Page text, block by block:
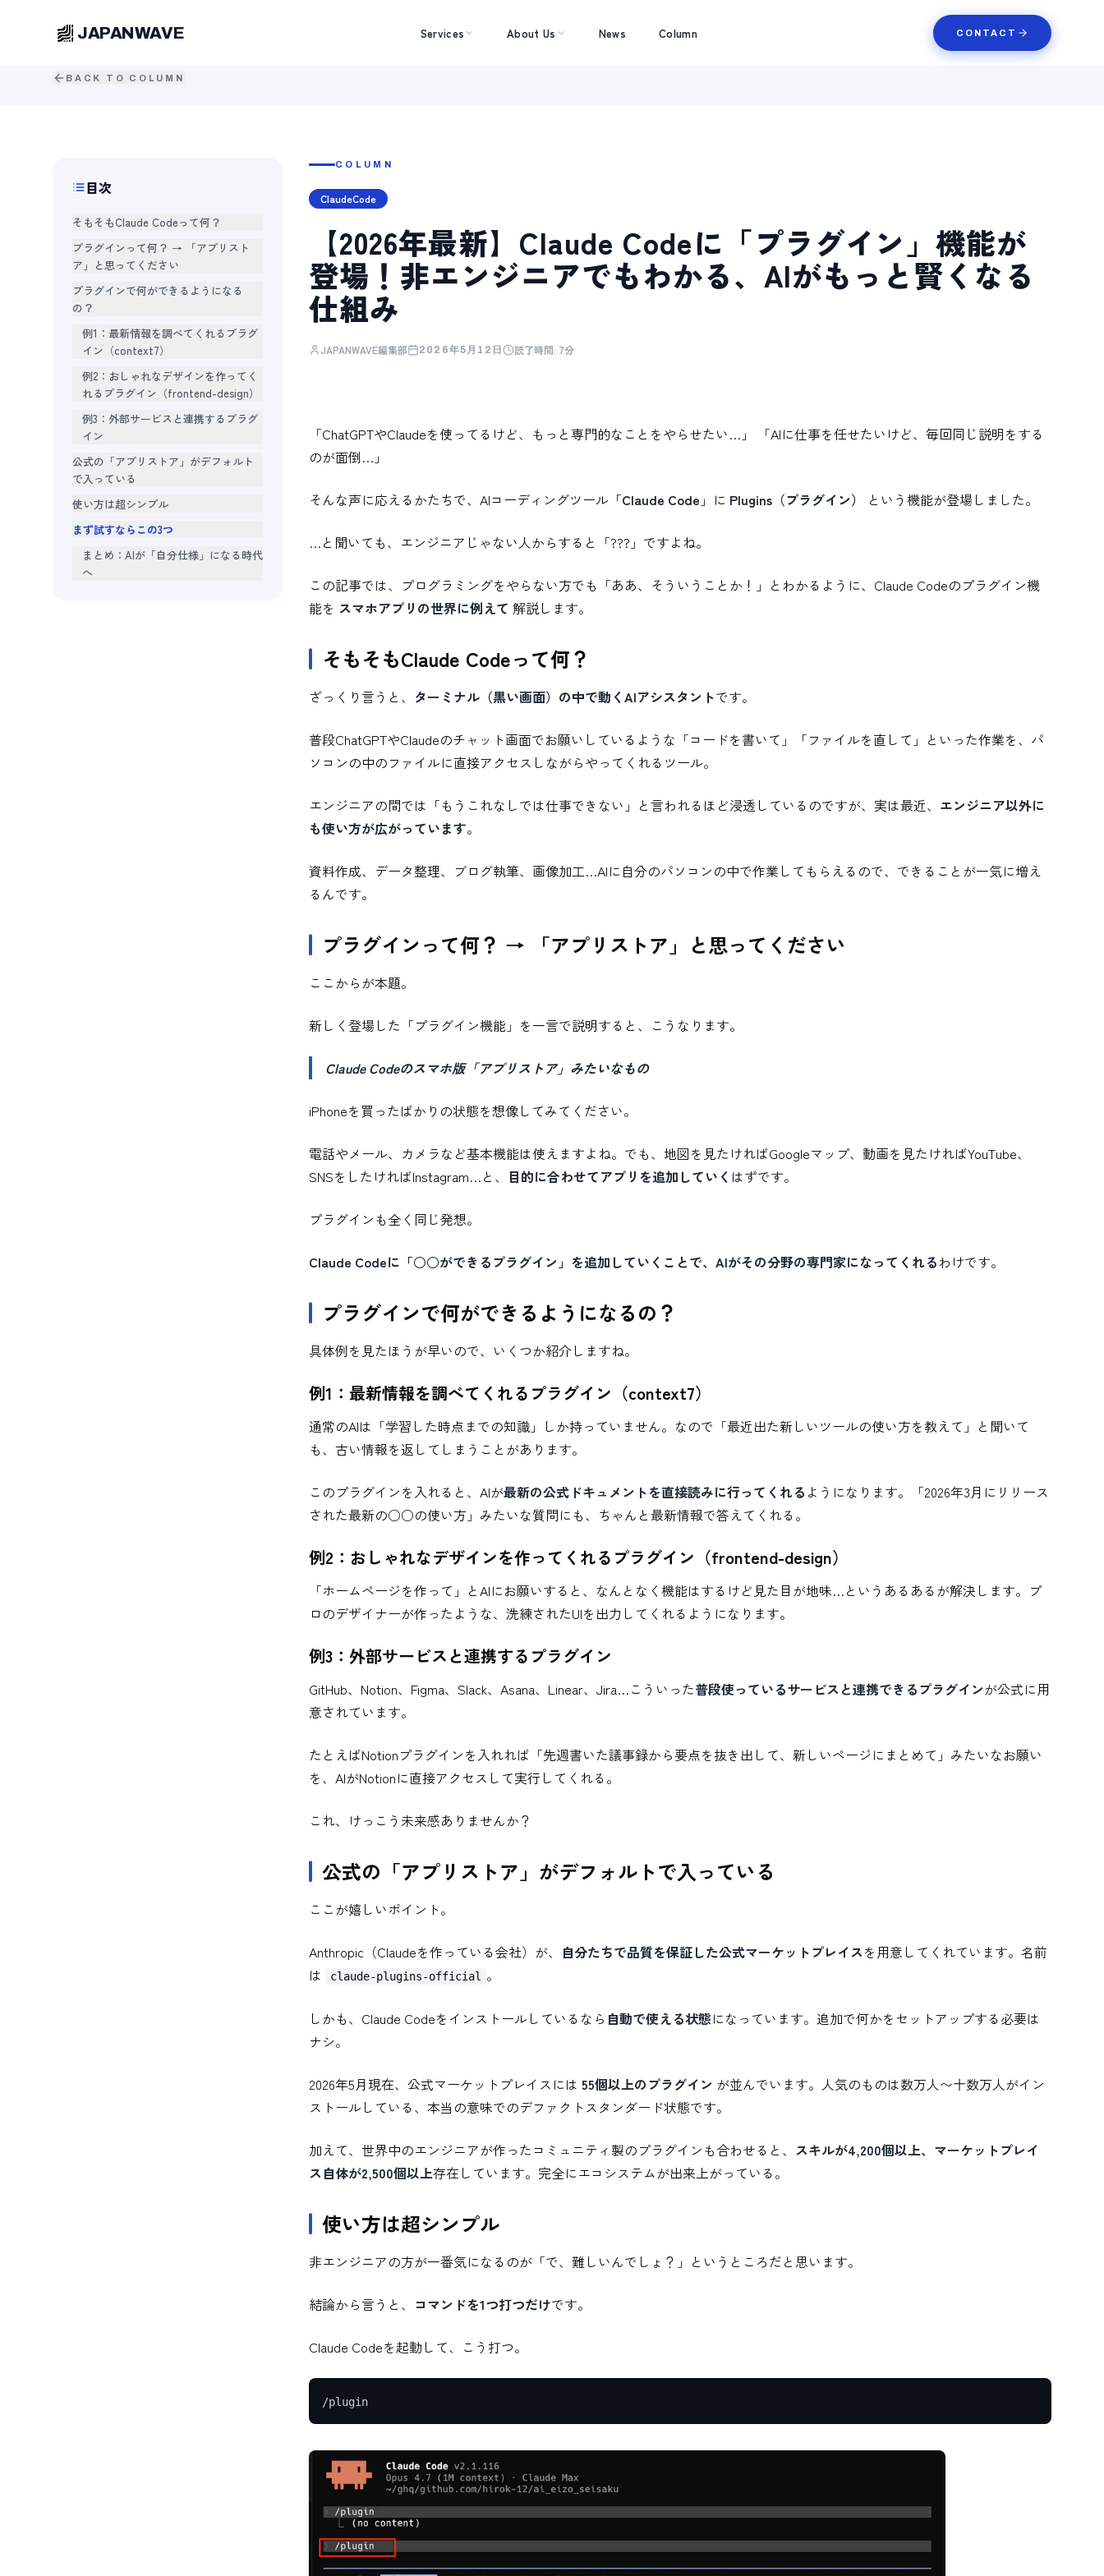
JAPANWAVE Services About Us News Column CONTACT
BACK TO COLUMN
目次
そもそもClaude Codeって何？
プラグインって何？ → 「アプリスト
ア」と思ってください
プラグインで何ができるようになる
の？
例1：最新情報を調べてくれるプラグ
イン（context7）
例2：おしゃれなデザインを作ってく
れるプラグイン（frontend-design）
例3：外部サービスと連携するプラグ
イン
公式の「アプリストア」がデフォルト
で入っている
使い方は超シンプル
まず試すならこの3つ
まとめ：AIが「自分仕様」になる時代
へ
COLUMN
ClaudeCode
【2026年最新】Claude Codeに「プラグイン」機能が
登場！非エンジニアでもわかる、AIがもっと賢くなる
仕組み
JAPANWAVE編集部 2026年5月12日 読了時間: 7分
「ChatGPTやClaudeを使ってるけど、もっと専門的なことをやらせたい…」 「AIに仕事を任せたいけど、毎回同じ説明をする
のが面倒…」
そんな声に応えるかたちで、AIコーディングツール「Claude Code 」に Plugins（プラグイン） という機能が登場しました。
…と聞いても、エンジニアじゃない人からすると「???」ですよね。
この記事では、プログラミングをやらない方でも「ああ、そういうことか！」とわかるように、Claude Codeのプラグイン機
能を スマホアプリの世界に例えて 解説します。
そもそもClaude Codeって何？
ざっくり言うと、 ターミナル（黒い画面）の中で動くAIアシスタントです。
普段ChatGPTやClaudeのチャット画面でお願いしているような「コードを書いて」「ファイルを直して」といった作業を、パ
ソコンの中のファイルに直接アクセスしながらやってくれるツール。
エンジニアの間では「もうこれなしでは仕事できない」と言われるほど浸透しているのですが、実は最近、 エンジニア以外に
も使い方が広がっています。
資料作成、データ整理、ブログ執筆、画像加工…AIに自分のパソコンの中で作業してもらえるので、できることが一気に増え
るんです。
プラグインって何？ → 「アプリストア」と思ってください
ここからが本題。
新しく登場した「プラグイン機能」を一言で説明すると、こうなります。
Claude Codeのスマホ版「アプリストア」みたいなもの
iPhoneを買ったばかりの状態を想像してみてください。
電話やメール、カメラなど基本機能は使えますよね。でも、地図を見たければGoogleマップ、動画を見たければYouTube、
SNSをしたければInstagram…と、 目的に合わせてアプリを追加していく はずです。
プラグインも全く同じ発想。
Claude Codeに「○○ができるプラグイン」を追加していくことで、AIがその分野の専門家になってくれるわけです。
プラグインで何ができるようになるの？
具体例を見たほうが早いので、いくつか紹介しますね。
例1：最新情報を調べてくれるプラグイン（context7）
通常のAIは「学習した時点までの知識」しか持っていません。なので「最近出た新しいツールの使い方を教えて」と聞いて
も、古い情報を返してしまうことがあります。
このプラグインを入れると、AIが最新の公式ドキュメントを直接読みに行ってくれる ようになります。「2026年3月にリリース
された最新の○○の使い方」みたいな質問にも、ちゃんと最新情報で答えてくれる。
例2：おしゃれなデザインを作ってくれるプラグイン（frontend-design）
「ホームページを作って」とAIにお願いすると、なんとなく機能はするけど見た目が地味…というあるあるが解決します。プ
ロのデザイナーが作ったような、洗練されたUIを出力してくれるようになります。
例3：外部サービスと連携するプラグイン
GitHub、Notion、Figma、Slack、Asana、Linear、Jira…こういった普段使っているサービスと連携できるプラグインが公式に用
意されています。
たとえばNotionプラグインを入れれば「先週書いた議事録から要点を抜き出して、新しいページにまとめて」みたいなお願い
を、AIがNotionに直接アクセスして実行してくれる。
これ、けっこう未来感ありませんか？
公式の「アプリストア」がデフォルトで入っている
ここが嬉しいポイント。
Anthropic（Claudeを作っている会社）が、 自分たちで品質を保証した公式マーケットプレイスを用意してくれています。名前
は
claude-plugins-official 。
しかも、Claude Codeをインストールしているなら 自動で使える状態になっています。追加で何かをセットアップする必要は
ナシ。
2026年5月現在、公式マーケットプレイスには 55個以上のプラグイン が並んでいます。人気のものは数万人〜十数万人がイン
ストールしている、本当の意味でのデファクトスタンダード状態です。
加えて、世界中のエンジニアが作ったコミュニティ製のプラグインも合わせると、 スキルが4,200個以上、マーケットプレイ
ス自体が2,500個以上存在しています。完全にエコシステムが出来上がっている。
使い方は超シンプル
非エンジニアの方が一番気になるのが「で、難しいんでしょ？」というところだと思います。
結論から言うと、 コマンドを1つ打つだけです。
Claude Codeを起動して、こう打つ。
/plugin